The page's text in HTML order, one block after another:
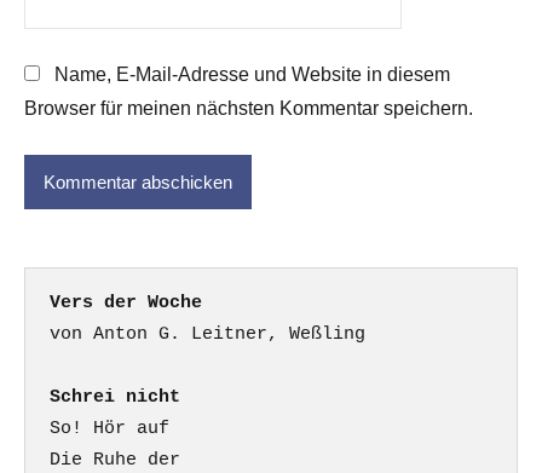
Name, E-Mail-Adresse und Website in diesem
Browser für meinen nächsten Kommentar speichern.
Vers der Woche
Schrei nicht
So! Hör auf
Die Ruhe der